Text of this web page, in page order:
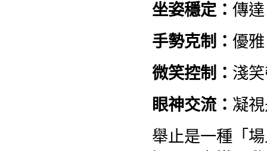
坐姿穩定： 傳
手勢克制： 優
微笑控制： 淺
眼神交流： 凝
舉止是一種「